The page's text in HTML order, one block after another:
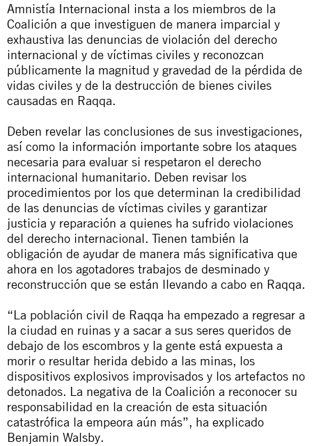
Amnistía Internacional insta a los miembros de la
Coalición a que investiguen de manera imparcial y
exhaustiva las denuncias de violación del derecho
internacional y de víctimas civiles y reconozcan
públicamente la magnitud y gravedad de la pérdida de
vidas civiles y de la destrucción de bienes civiles
causadas en Raqqa.
Deben revelar las conclusiones de sus investigaciones,
así como la información importante sobre los ataques
necesaria para evaluar si respetaron el derecho
internacional humanitario. Deben revisar los
procedimientos por los que determinan la credibilidad
de las denuncias de víctimas civiles y garantizar
justicia y reparación a quienes ha sufrido violaciones
del derecho internacional. Tienen también la
obligación de ayudar de manera más significativa que
ahora en los agotadores trabajos de desminado y
reconstrucción que se están llevando a cabo en Raqqa.
“La población civil de Raqqa ha empezado a regresar a
la ciudad en ruinas y a sacar a sus seres queridos de
debajo de los escombros y la gente está expuesta a
morir o resultar herida debido a las minas, los
dispositivos explosivos improvisados y los artefactos no
detonados. La negativa de la Coalición a reconocer su
responsabilidad en la creación de esta situación
catastrófica la empeora aún más”, ha explicado
Benjamin Walsby.